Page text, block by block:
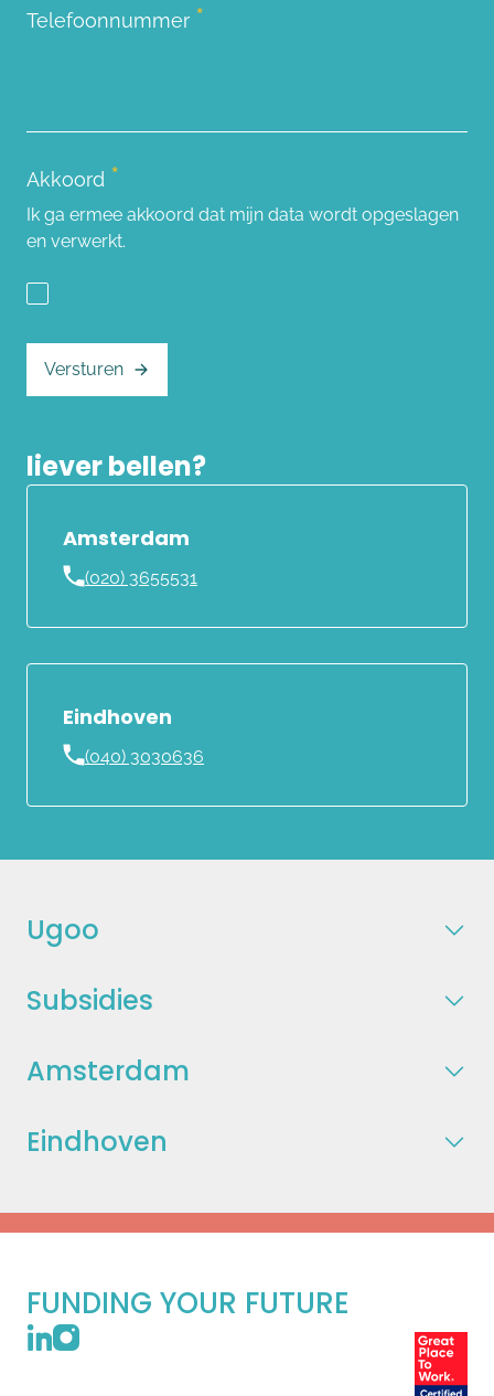
Telefoonnummer *
Akkoord *
Ik ga ermee akkoord dat mijn data wordt opgeslagen
en verwerkt.
Versturen
liever bellen?
Amsterdam
(020) 3655531
Eindhoven
(040) 3030636
Ugoo
Subsidies
Amsterdam
Eindhoven
FUNDING YOUR FUTURE